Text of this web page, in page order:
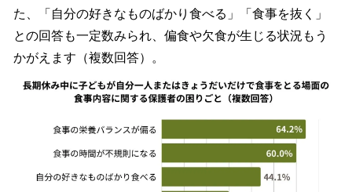
た、「自分の好きなものばかり食べる」「食事を抜く」
との回答も一定数みられ、偏食や欠食が生じる状況もう
かがえます（複数回答）。